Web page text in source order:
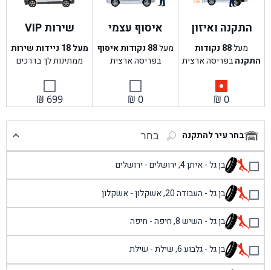
התקנה ואיזון
מעל88 נקודות
התקנהבפריסה ארצית
₪ 0
איסוף עצמי
מעל88 נקודות איסוף
בפריסה ארצית
₪ 0
שירות VIP
מעל 18 ניידות שירות
ממתינות לך בדרכים
₪ 699
בחר עיר להתקנה בחר
בן גל - איתן 4, ירושלים - ירושלים
בן גל - העבודה 20, אשקלון - אשקלון
בן גל - השיש 8, חיפה - חיפה
בן גל - גלבוע 6, שילת - שילת